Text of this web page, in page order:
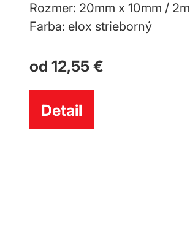
Rozmer: 20mm x 10mm / 2m
Farba: elox strieborný
od 12,55 €
Detail